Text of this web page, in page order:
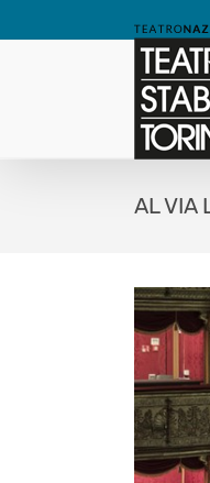
AL VIA